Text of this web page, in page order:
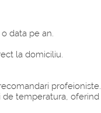
data pe an.
la domiciliu.
profeioniste.
de temperatura,